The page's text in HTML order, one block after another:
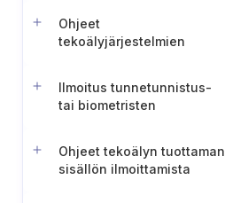
Ohjeet
tekoälyjärjestelmien
Ilmoitus tunnetunnistus-
tai biometristen
Ohjeet tekoälyn tuottaman
sisällön ilmoittamista